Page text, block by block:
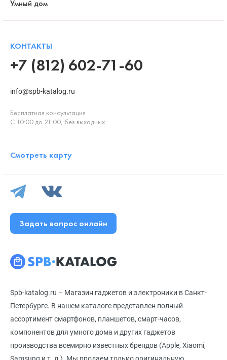
Spb-katalog.ru – Магазин гаджетов и электроники в Санкт-
Петербурге. В нашем каталоге представлен полный
ассортимент смартфонов, планшетов, смарт-часов,
компонентов для умного дома и других гаджетов
производства всемирно известных брендов (Apple, Xiaomi,
Умный дом
КОНТАКТЫ
+7 (812) 602-71-60
info@spb-katalog.ru
Бесплатная консультация
С 10:00 до 21:00, без выходных
Смотреть карту
Задать вопрос онлайн